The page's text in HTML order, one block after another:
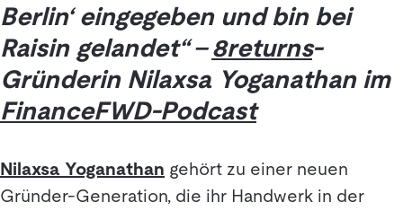
Berlin‘ eingegeben und bin bei
Raisin gelandet“ –8returns-
Gründerin Nilaxsa Yoganathan im
FinanceFWD-Podcast
Nilaxsa Yoganathan gehört zu einer neuen
Gründer-Generation, die ihr Handwerk in der